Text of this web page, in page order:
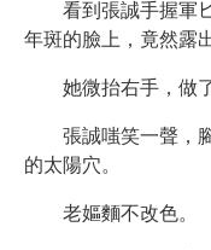
看到張誠手握軍
年斑的臉上，竟然露
她微抬右手，做
張誠嗤笑一聲，
的太陽穴。
老嫗麵不改色。